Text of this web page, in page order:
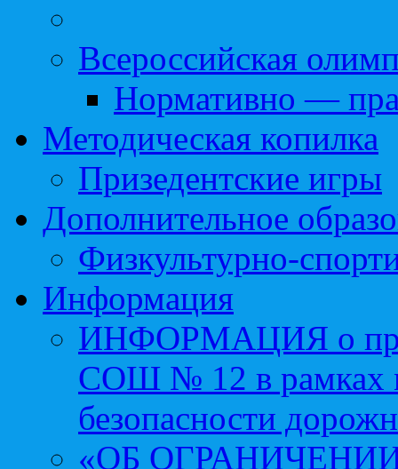
Всероссийская
Нормативно —
Методическая копилка
Призедентские игры
Дополнительное
Физкультурно-
Информация
ИНФОРМАЦИЯ о
СОШ № 12 в рамках
безопасности
«ОБ